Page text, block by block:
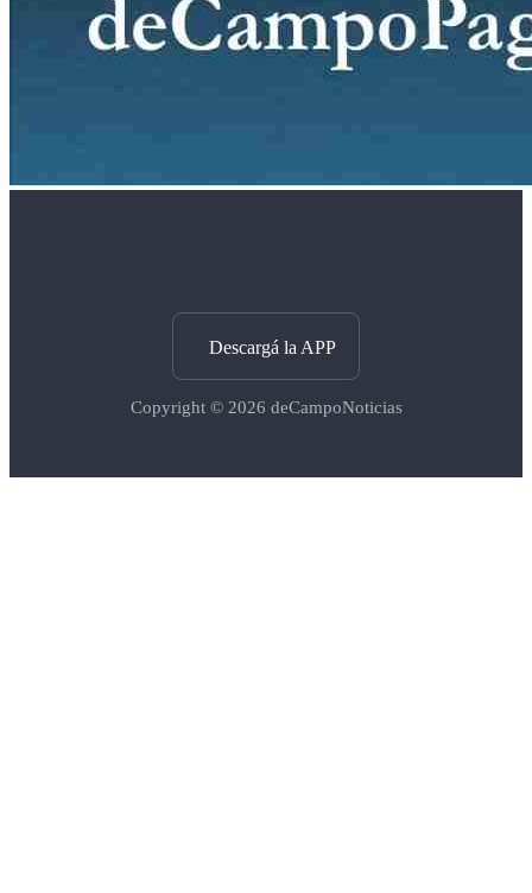
Descargá la APP
Copyright © 2026 deCampoNoticias